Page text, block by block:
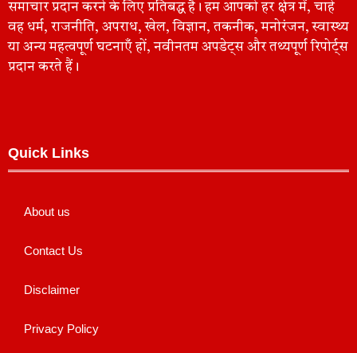
समाचार प्रदान करने के लिए प्रतिबद्ध है। हम आपको हर क्षेत्र में, चाहे
वह धर्म, राजनीति, अपराध, खेल, विज्ञान, तकनीक, मनोरंजन, स्वास्थ्य
या अन्य महत्वपूर्ण घटनाएँ हों, नवीनतम अपडेट्स और तथ्यपूर्ण रिपोर्ट्स
प्रदान करते हैं।
Quick Links
About us
Contact Us
Disclaimer
Privacy Policy